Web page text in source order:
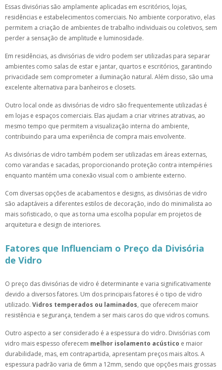
Essas divisórias são amplamente aplicadas em escritórios, lojas,
residências e estabelecimentos comerciais. No ambiente corporativo, elas
permitem a criação de ambientes de trabalho individuais ou coletivos, sem
perder a sensação de amplitude e luminosidade.
Em residências, as divisórias de vidro podem ser utilizadas para separar
ambientes como salas de estar e jantar, quartos e escritórios, garantindo
privacidade sem comprometer a iluminação natural. Além disso, são uma
excelente alternativa para banheiros e closets.
Outro local onde as divisórias de vidro são frequentemente utilizadas é
em lojas e espaços comerciais. Elas ajudam a criar vitrines atrativas, ao
mesmo tempo que permitem a visualização interna do ambiente,
contribuindo para uma experiência de compra mais envolvente.
As divisórias de vidro também podem ser utilizadas em áreas externas,
como varandas e sacadas, proporcionando proteção contra intempéries
enquanto mantém uma conexão visual com o ambiente externo.
Com diversas opções de acabamentos e designs, as divisórias de vidro
são adaptáveis a diferentes estilos de decoração, indo do minimalista ao
mais sofisticado, o que as torna uma escolha popular em projetos de
arquitetura e design de interiores.
Fatores que Influenciam o Preço da Divisória
de Vidro
O preço das divisórias de vidro é determinante e varia significativamente
devido a diversos fatores. Um dos principais fatores é o tipo de vidro
utilizado. Vidros temperados ou laminados, que oferecem maior
resistência e segurança, tendem a ser mais caros do que vidros comuns.
Outro aspecto a ser considerado é a espessura do vidro. Divisórias com
vidro mais espesso oferecem melhor isolamento acústico e maior
durabilidade, mas, em contrapartida, apresentam preços mais altos. A
espessura padrão varia de 6mm a 12mm, sendo que opções mais grossas